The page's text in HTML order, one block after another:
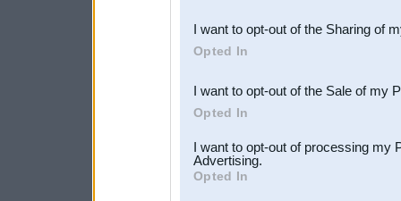
Downstream Participants
third parties.
I want to opt-out of the Sharing of
Opted In
I want to opt-out of the Sale of my
Opted In
I want to opt-out of processing my
Advertising.
Opted In